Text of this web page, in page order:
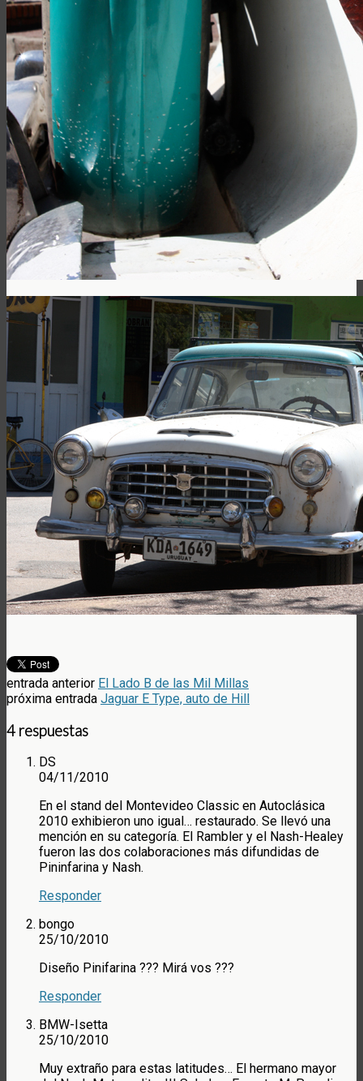
entrada anterior El Lado B de las Mil Millas
próxima entrada Jaguar E Type, auto de Hill
4 respuestas
DS
04/11/2010
En el stand del Montevideo Classic en Autoclásica
2010 exhibieron uno igual… restaurado. Se llevó una
mención en su categoría. El Rambler y el Nash-Healey
fueron las dos colaboraciones más difundidas de
Pininfarina y Nash.
Responder
bongo
25/10/2010
Diseño Pinifarina ??? Mirá vos ???
Responder
BMW-Isetta
25/10/2010
Muy extraño para estas latitudes… El hermano mayor